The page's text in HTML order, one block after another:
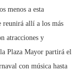
menos a esta
reunirá allí a los más
atracciones y
Plaza Mayor partirá el
con música hasta